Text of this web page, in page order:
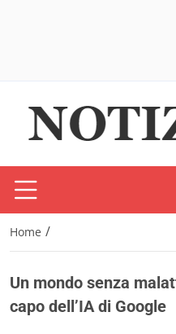
Home /
Un mondo senza
capo dell’IA di Google